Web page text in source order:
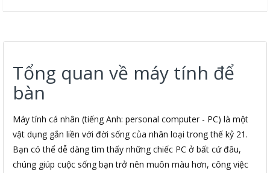
Tổng quan về máy tính để
bàn
Máy tính cá nhân (tiếng Anh: personal computer - PC) là một
vật dụng gắn liền với đời sống của nhân loại trong thế kỷ 21.
Bạn có thể dễ dàng tìm thấy những chiếc PC ở bất cứ đâu,
chúng giúp cuộc sống bạn trở nên muôn màu hơn, công việc